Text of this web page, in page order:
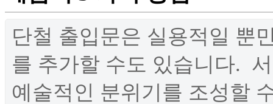
단철 출입문은 실용적일 뿐
를 추가할 수도 있습니다.
예술적인 분위기를 조성할